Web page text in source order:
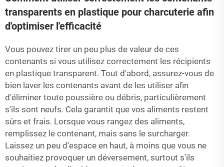
transparents en plastique pour charcuterie afin
d'optimiser l'efficacité
Vous pouvez tirer un peu plus de valeur de ces
contenants si vous utilisez correctement les récipients
en plastique transparent. Tout d'abord, assurez-vous de
bien laver les contenants avant de les utiliser afin
d'éliminer toute poussière ou débris, particulièrement
s'ils sont neufs. Cela garantit que vos aliments restent
sûrs et frais. Lorsque vous rangez des aliments,
remplissez le contenant, mais sans le surcharger.
Laissez un peu d'espace en haut, à moins que vous ne
souhaitiez provoquer un déversement, surtout s'ils